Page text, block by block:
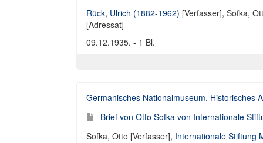
Rück, Ulrich (1882-1962) [Verfasser], Sofka,
[Adressat]
09.12.1935. - 1 Bl.
Germanisches Nationalmuseum. Historisches
Brief von Otto Sofka von Internationale
Sofka, Otto [Verfasser], Internationale Stiftung